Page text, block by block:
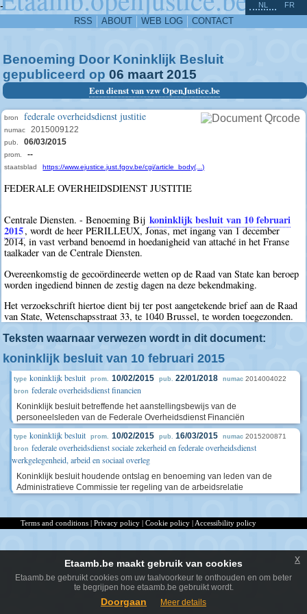
-
RSS ABOUT WEB LOG CONTACT
NL FR
Benoeming Door Koninklijk Besluit
gepubliceerd op 06 maart 2015
Een dienst van vzw OpenJustice.be
bron federale overheidsdienst justitie
numac 2015009122
pub. 06/03/2015
prom. --
staatsblad https://www.ejustice.just.fgov.be/cgi/article_body(...)
FEDERALE OVERHEIDSDIENST JUSTITIE
Centrale Diensten. - Benoeming Bij koninklijk besluit van 10 februari
2015, wordt de heer PERILLEUX, Jonas, met ingang van 1 december
2014, in vast verband benoemd in hoedanigheid van attaché in het Franse
taalkader van de Centrale Diensten.
Overeenkomstig de gecoördineerde wetten op de Raad van State kan beroep
worden ingediend binnen de zestig dagen na deze bekendmaking.
Het verzoekschrift hiertoe dient bij ter post aangetekende brief aan de Raad
van State, Wetenschapsstraat 33, te 1040 Brussel, te worden toegezonden.
Teksten waarnaar verwezen wordt in dit document:
koninklijk besluit van 10 februari 2015
type koninklijk besluit prom. 10/02/2015 pub. 22/01/2018 numac 2014004022
bron federale overheidsdienst financien
Koninklijk besluit betreffende het aanstellingsbewijs van de
personeelsleden van de Federale Overheidsdienst Financiën
type koninklijk besluit prom. 10/02/2015 pub. 16/03/2015 numac 2015200871
bron federale overheidsdienst sociale zekerheid en federale overheidsdienst
werkgelegenheid, arbeid en sociaal overleg
Koninklijk besluit houdende ontslag en benoeming van leden van de
Administratieve Commissie ter regeling van de arbeidsrelatie
^
Terms and conditions | Privacy policy | Cookie policy | Accessibility policy
Etaamb.be maakt gebruik van cookies
Etaamb.be gebruikt cookies om uw taalvoorkeur te onthouden en om beter
te begrijpen hoe etaamb.be gebruikt wordt.
Doorgaan Meer details
x